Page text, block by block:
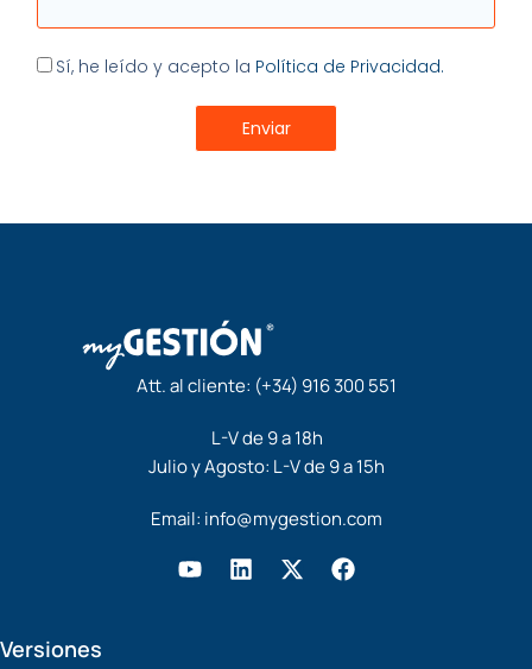
Aceptación
Sí, he leído y acepto la Política de Privacidad.
Enviar
Att. al cliente: (+34) 916 300 551
L-V de 9 a 18h
Julio y Agosto: L-V de 9 a 15h
Email: info@mygestion.com
Y L X F
a
Versiones